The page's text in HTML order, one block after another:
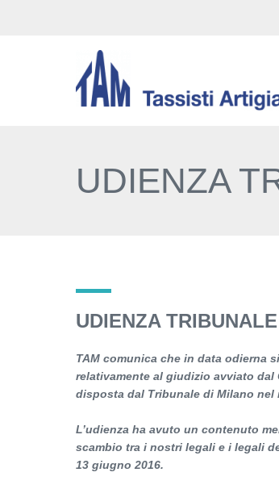
UDIENZA
UDIENZA
TAM comunica che in data odierna
relativamente al giudizio avviato dal
disposta dal Tribunale di Milano nel
L’udienza ha avuto un contenuto
scambio tra i nostri legali e i legali
13 giugno 2016.